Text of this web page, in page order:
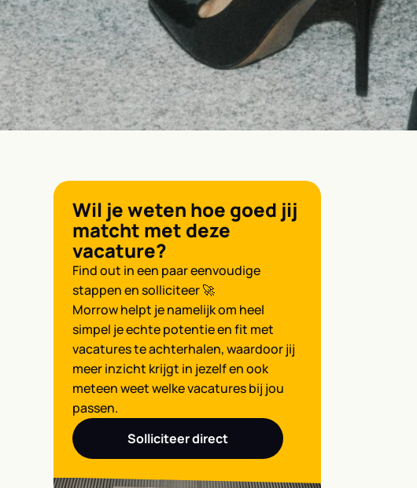
Wil je weten hoe goed jij
matcht met deze
vacature?
Find out in een paar eenvoudige
stappen en solliciteer 🚀
Morrow helpt je namelijk om heel
simpel je echte potentie en fit met
vacatures te achterhalen, waardoor jij
meer inzicht krijgt in jezelf en ook
meteen weet welke vacatures bij jou
passen.
Solliciteer direct